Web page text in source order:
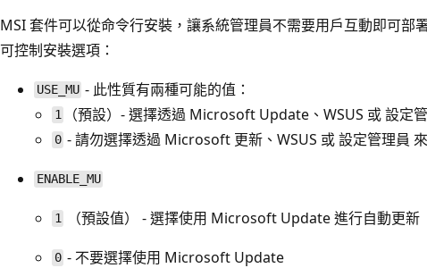
MSI 套件可以從命令行安裝，讓系統管理員不需要用戶互動即可部
可控制安裝選項：
USE_MU - 此性質有兩種可能的值：
1 （預設）- 選擇透過 Microsoft Update、WSUS 或 設定
0 - 請勿選擇透過 Microsoft 更新、WSUS 或 設定管理員
ENABLE_MU
1 （預設值） - 選擇使用 Microsoft Update 進行自動更新
0 - 不要選擇使用 Microsoft Update